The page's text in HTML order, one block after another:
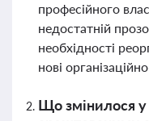
професійного
недостатній
необхідності
нові
Що змінилося у